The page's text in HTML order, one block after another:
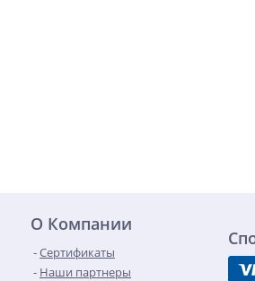
О Компании
Сертификаты
Наши партнеры